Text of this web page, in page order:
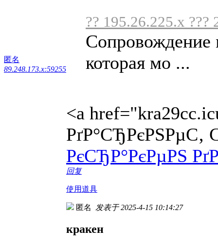
匿名
89.248.173.x:59255
?? 195.26.225.x ???
Сопровождение
которая мо ...
<a
РґР°СЂРєРЅРµС‚
РєСЂР°РєРµРЅ
回复
使用道具
匿名 发表于 2025-4-15 10:14:27
кракен